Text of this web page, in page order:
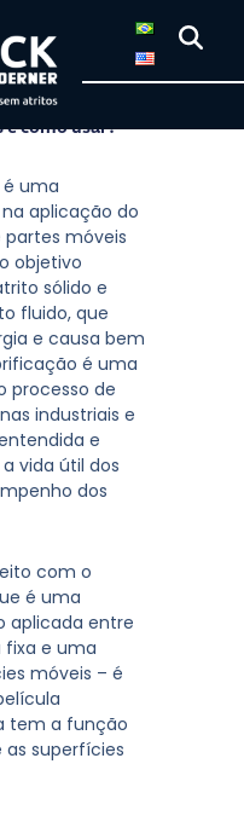
que ele
e como usar?
uma
aplicação do
móveis
objetivo
sólido e
fluido, que
e causa bem
é uma
processo de
industriais e
e
vida útil dos
dos
com o
é uma
aplicada entre
fixa e uma
móveis – é
tem a função
superfícies